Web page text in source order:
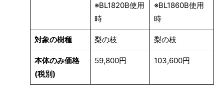
※BL1820B使用
時
※BL1860B使用
時
対象の樹種 梨の枝 梨の枝
本体のみ価格
(税別)
59,800円 103,600円